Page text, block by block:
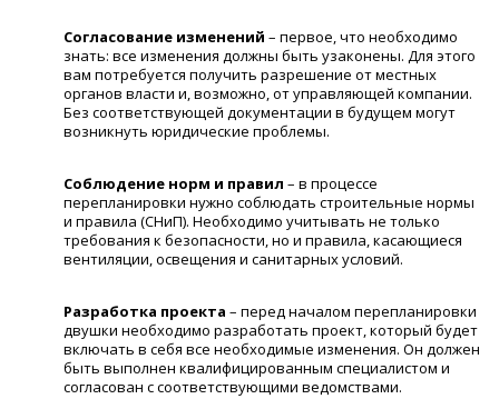
Согласование изменений – первое, что необходимо
знать: все изменения должны быть узаконены. Для этого
вам потребуется получить разрешение от местных
органов власти и, возможно, от управляющей компании.
Без соответствующей документации в будущем могут
возникнуть юридические проблемы.
Соблюдение норм и правил – в процессе
перепланировки нужно соблюдать строительные нормы
и правила (СНиП). Необходимо учитывать не только
требования к безопасности, но и правила, касающиеся
вентиляции, освещения и санитарных условий.
Разработка проекта – перед началом перепланировки
двушки необходимо разработать проект, который будет
включать в себя все необходимые изменения. Он должен
быть выполнен квалифицированным специалистом и
согласован с соответствующими ведомствами.